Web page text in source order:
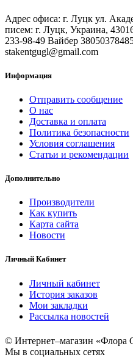
Адрес офиса: г. Луцк ул.
писем: г. Луцк, Украина,
233-98-49 Вайбер
stakentgugl@gmail.com
Информация
Отправить сообщение
О нас
Доставка и оплата
Политика безопасности
Условия соглашения
Статьи и рекомендации
Дополнительно
Производители
Как купить
Карта сайта
Новости
Личный Кабинет
Личный кабинет
История заказов
Мои закладки
Рассылка новостей
© Интернет–магазин «Флора
Мы в социальных сетях